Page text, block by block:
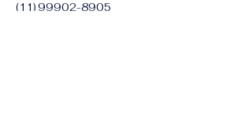
(11) 99902-8905